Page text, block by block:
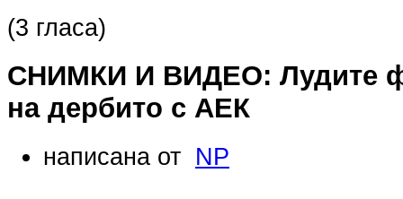
(3 гласа)
СНИМКИ И ВИДЕО: Лудите
на дербито с АЕК
написана от NP